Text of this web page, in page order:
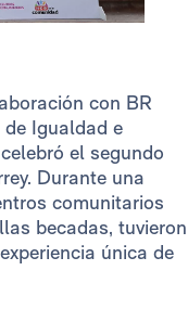
con BR
Igualdad e
el segundo
Durante una
comunitarios
becadas, tuvieron
única de